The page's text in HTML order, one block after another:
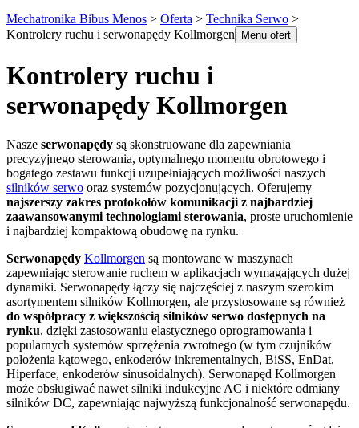
Mechatronika Bibus Menos > Oferta > Technika Serwo >
Kontrolery ruchu i serwonapędy Kollmorgen
Menu ofert
Kontrolery ruchu i
serwonapędy Kollmorgen
Nasze serwonapędy są skonstruowane dla zapewniania
precyzyjnego sterowania, optymalnego momentu obrotowego i
bogatego zestawu funkcji uzupełniających możliwości naszych
silników serwo oraz systemów pozycjonujących. Oferujemy
najszerszy zakres protokołów komunikacji z najbardziej
zaawansowanymi technologiami sterowania, proste uruchomienie
i najbardziej kompaktową obudowę na rynku.
Serwonapędy Kollmorgen są montowane w maszynach
zapewniając sterowanie ruchem w aplikacjach wymagających dużej
dynamiki. Serwonapędy łączy się najczęściej z naszym szerokim
asortymentem silników Kollmorgen, ale przystosowane są również
do współpracy z większością silników serwo dostępnych na
rynku, dzięki zastosowaniu elastycznego oprogramowania i
popularnych systemów sprzężenia zwrotnego (w tym czujników
położenia kątowego, enkoderów inkrementalnych, BiSS, EnDat,
Hiperface, enkoderów sinusoidalnych). Serwonapęd Kollmorgen
może obsługiwać nawet silniki indukcyjne AC i niektóre odmiany
silników DC, zapewniając najwyższą funkcjonalność serwonapędu.